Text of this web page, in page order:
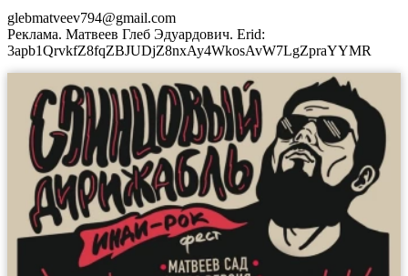
glebmatveev794@gmail.com
Реклама. Матвеев Глеб Эдуардович. Erid:
3apb1QrvkfZ8fqZBJUDjZ8nxAy4WkosAvW7LgZpraYYMR